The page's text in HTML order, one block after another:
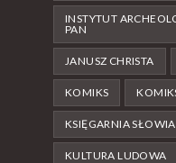
INSTYTUT
PAN
JANUSZ CHRISTA
KOMIKS
KSIĘGARNIA
KULTURA LUDOWA